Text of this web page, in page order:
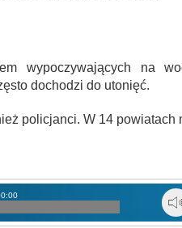
wypoczywających na
dochodzi do utonięć.
policjanci. W 14 powiatach